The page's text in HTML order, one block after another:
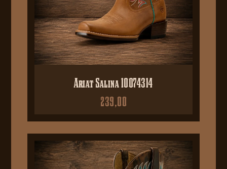
Ariat Salina 10074314
239,00